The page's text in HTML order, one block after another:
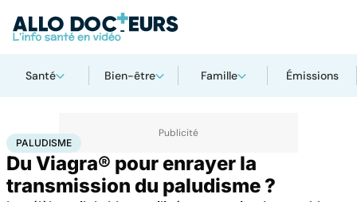
Santé Bien-être Famille Émissions
AccueilSanté Maladies Paludisme
PALUDISME
Du Viagra® pour enrayer la
transmission du paludisme ?